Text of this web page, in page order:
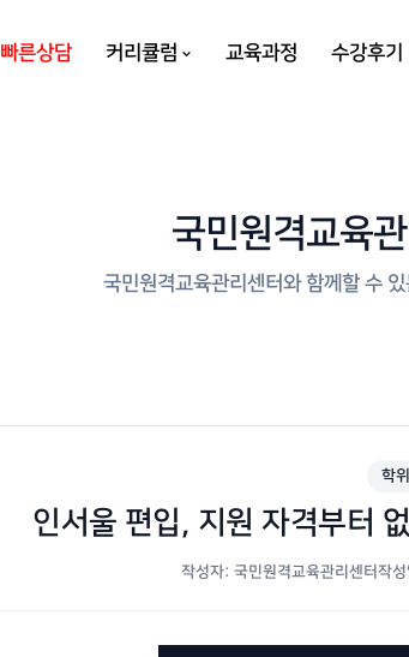
빠른상담 커리큘럼 교육과정 수강후기
국민원격교육
국민원격교육관리센터와 함께할 수
학
인서울 편입, 지원 자격부터
작성자: 국민원격교육관리센터 작